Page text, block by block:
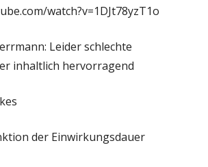
watch?v=1DJt78yzT1o
Leider schlechte
inhaltlich hervorragend
der Einwirkungsdauer